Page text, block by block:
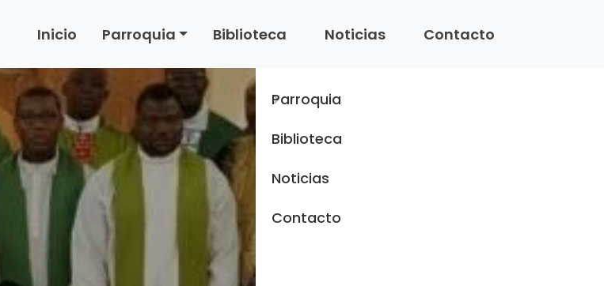
Inicio Parroquia Biblioteca Noticias Contacto
Parroquia
Biblioteca
Noticias
Contacto